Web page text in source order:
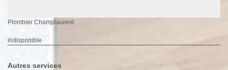
Plombier Champlaurent
indisponible
Autres services